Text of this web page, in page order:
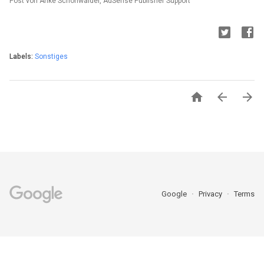
Labels: Sonstiges
  
Google Privacy Terms